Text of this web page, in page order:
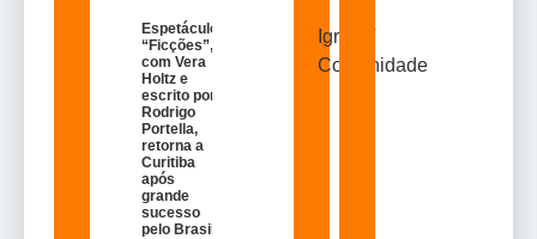
Espetáculo
“Ficções”,
com Vera
Holtz e
escrito por
Rodrigo
Portella,
retorna a
Curitiba
após
grande
sucesso
pelo Brasil
Igreja /
Comunidade